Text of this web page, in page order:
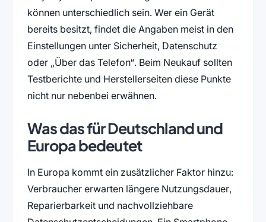
können unterschiedlich sein. Wer ein Gerät
bereits besitzt, findet die Angaben meist in den
Einstellungen unter Sicherheit, Datenschutz
oder „Über das Telefon“. Beim Neukauf sollten
Testberichte und Herstellerseiten diese Punkte
nicht nur nebenbei erwähnen.
Was das für Deutschland und
Europa bedeutet
In Europa kommt ein zusätzlicher Faktor hinzu:
Verbraucher erwarten längere Nutzungsdauer,
Reparierbarkeit und nachvollziehbare